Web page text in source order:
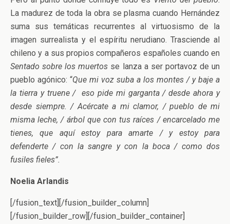
La madurez de toda la obra se plasma cuando Hernández
suma sus temáticas recurrentes al virtuosismo de la
imagen surrealista y el espíritu nerudiano. Trasciende al
chileno y a sus propios compañeros españoles cuando en
Sentado sobre los muertos se lanza a ser portavoz de un
pueblo agónico: “Que mi voz suba a los montes / y baje a
la tierra y truene / eso pide mi garganta / desde ahora y
desde siempre. / Acércate a mi clamor, / pueblo de mi
misma leche, / árbol que con tus raíces / encarcelado me
tienes, que aquí estoy para amarte / y estoy para
defenderte / con la sangre y con la boca / como dos
fusiles fieles”.
Noelia Arlandis
[/fusion_text][/fusion_builder_column]
[/fusion_builder_row][/fusion_builder_container]